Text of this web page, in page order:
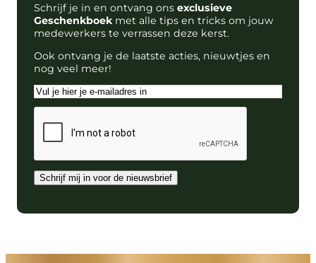
Schrijf je in en ontvang ons exclusieve
Geschenkboek met alle tips en tricks om jouw
medewerkers te verrassen deze kerst.
Ook ontvang je de laatste acties, nieuwtjes en
nog veel meer!
E-
mailadres
Schrijf mij in voor de nieuwsbrief